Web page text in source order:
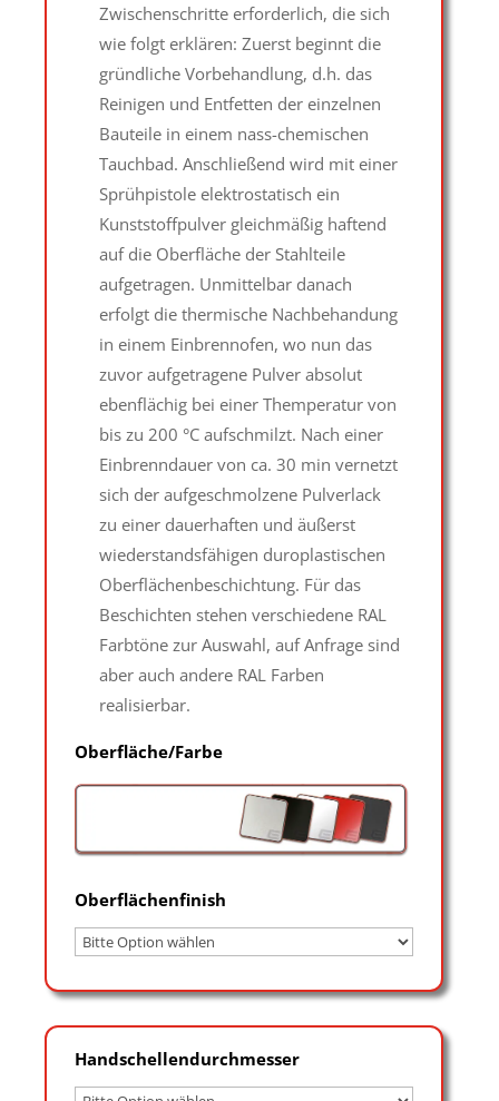
Zwischenschritte erforderlich, die sich
wie folgt erklären: Zuerst beginnt die
gründliche Vorbehandlung, d.h. das
Reinigen und Entfetten der einzelnen
Bauteile in einem nass-chemischen
Tauchbad. Anschließend wird mit einer
Sprühpistole elektrostatisch ein
Kunststoffpulver gleichmäßig haftend
auf die Oberfläche der Stahlteile
aufgetragen. Unmittelbar danach
erfolgt die thermische Nachbehandung
in einem Einbrennofen, wo nun das
zuvor aufgetragene Pulver absolut
ebenflächig bei einer Themperatur von
bis zu 200 °C aufschmilzt. Nach einer
Einbrenndauer von ca. 30 min vernetzt
sich der aufgeschmolzene Pulverlack
zu einer dauerhaften und äußerst
wiederstandsfähigen duroplastischen
Oberflächenbeschichtung. Für das
Beschichten stehen verschiedene RAL
Farbtöne zur Auswahl, auf Anfrage sind
aber auch andere RAL Farben
realisierbar.
Oberfläche/Farbe
Oberflächenfinish
Handschellendurchmesser